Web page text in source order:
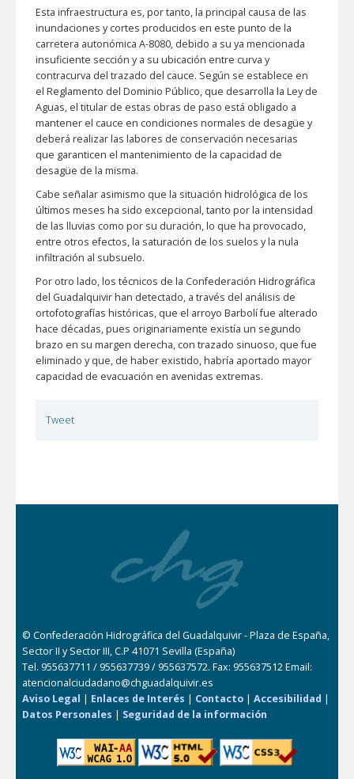
Esta infraestructura es, por tanto, la principal causa de las
inundaciones y cortes producidos en este punto de la
carretera autonómica A-8080, debido a su ya mencionada
insuficiente sección y a su ubicación entre curva y
contracurva del trazado del cauce. Según se establece en
el Reglamento del Dominio Público, que desarrolla la Ley de
Aguas, el titular de estas obras de paso está obligado a
mantener el cauce en condiciones normales de desagüe y
deberá realizar las labores de conservación necesarias
que garanticen el mantenimiento de la capacidad de
desagüe de la misma.
Cabe señalar asimismo que la situación hidrológica de los
últimos meses ha sido excepcional, tanto por la intensidad
de las lluvias como por su duración, lo que ha provocado,
entre otros efectos, la saturación de los suelos y la nula
infiltración al subsuelo.
Por otro lado, los técnicos de la Confederación Hidrográfica
del Guadalquivir han detectado, a través del análisis de
ortofotografías históricas, que el arroyo Barbolí fue alterado
hace décadas, pues originariamente existía un segundo
brazo en su margen derecha, con trazado sinuoso, que fue
eliminado y que, de haber existido, habría aportado mayor
capacidad de evacuación en avenidas extremas.
Tweet
© Confederación Hidrográfica del Guadalquivir - Plaza de España,
Sector II y Sector III, C.P 41071 Sevilla (España)
Tel. 955637711 / 955637739 / 955637572. Fax: 955637512 Email:
atencionalciudadano@chguadalquivir.es
Aviso Legal | Enlaces de Interés | Contacto |Accesibilidad |
Datos Personales | Seguridad de la información